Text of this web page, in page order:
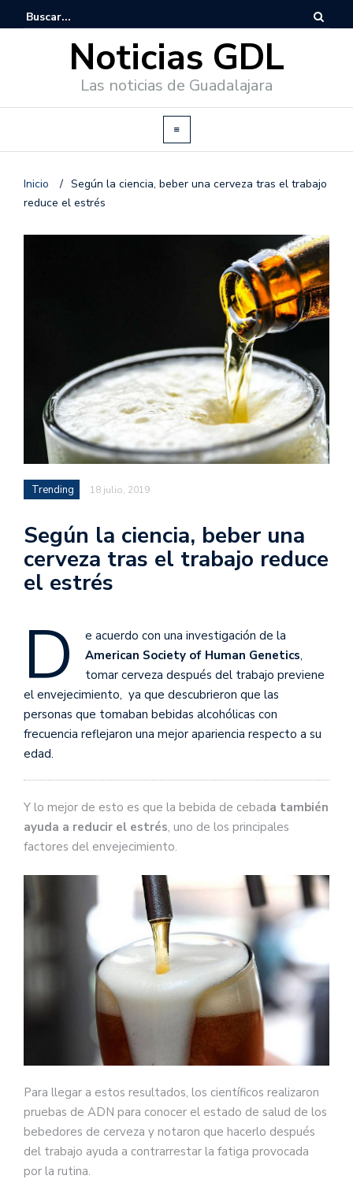
Noticias GDL
Las noticias de Guadalajara
Inicio / Según la ciencia, beber una cerveza tras el trabajo
reduce el estrés
Trending 18 julio, 2019
Según la ciencia, beber una
cerveza tras el trabajo reduce
el estrés
D
e acuerdo con una investigación de la
American Society of Human Genetics,
tomar cerveza después del trabajo previene
el envejecimiento, ya que descubrieron que las
personas que tomaban bebidas alcohólicas con
frecuencia reflejaron una mejor apariencia respecto a su
edad.
Y lo mejor de esto es que la bebida de cebada también
ayuda a reducir el estrés, uno de los principales
factores del envejecimiento.
Para llegar a estos resultados, los científicos realizaron
pruebas de ADN para conocer el estado de salud de los
bebedores de cerveza y notaron que hacerlo después
del trabajo ayuda a contrarrestar la fatiga provocada
por la rutina.